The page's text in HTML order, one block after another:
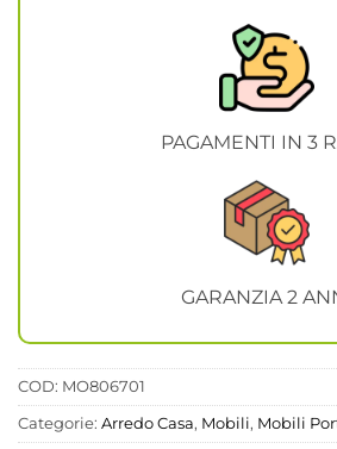
PAGAMENTI IN 3
GARANZIA 2
COD: MO806701
Categorie: Arredo Casa, Mobili, Mobili